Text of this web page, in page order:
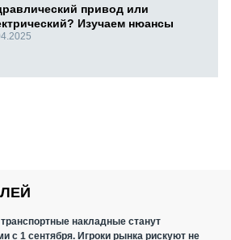
привод или
Изучаем нюансы
накладные станут
с 1 сентября. Игроки рынка рискуют не